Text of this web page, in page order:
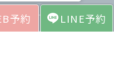
お悩みから探す
予約 LINE予約